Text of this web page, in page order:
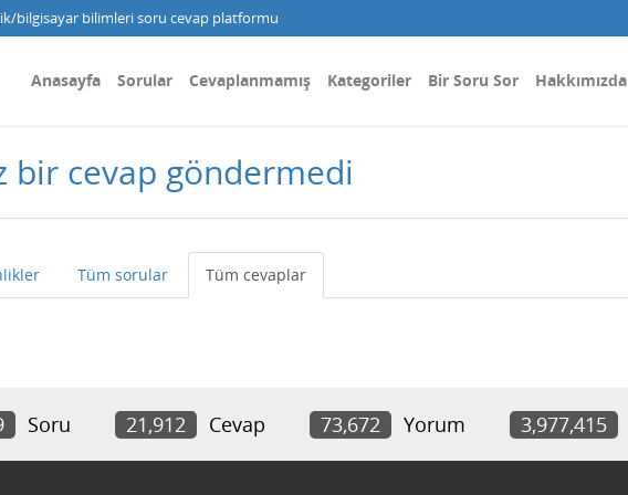
bilgisayar bilimleri soru cevap platformu
Anasayfa Sorular Cevaplanmamış Kategoriler Bir Soru Sor Hakkımızda
bir cevap göndermedi
Tüm sorular Tüm cevaplar
Soru 21,912 Cevap 73,672 Yorum 3,977,415